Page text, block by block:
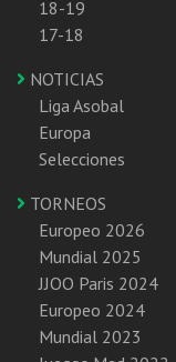
18-19
17-18
NOTICIAS
Liga Asobal
Europa
Selecciones
TORNEOS
Europeo 2026
Mundial 2025
JJOO Paris 2024
Europeo 2024
Mundial 2023